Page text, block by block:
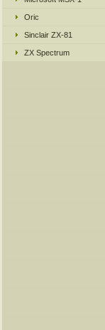
Oric
Sinclair ZX-81
ZX Spectrum